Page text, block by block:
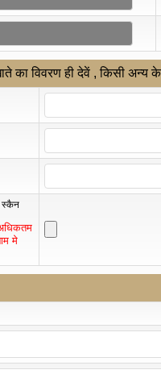
का विवरण ही देवें , किसी अन्य
स्कैन
मे